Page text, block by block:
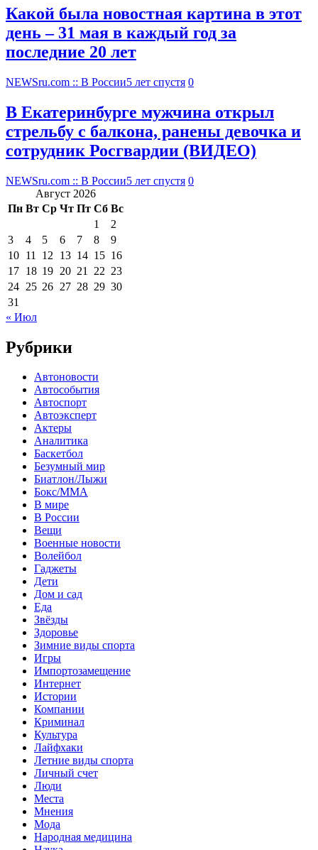
Какой была новостная картина в этот
день – 31 мая в каждый год за
последние 20 лет
NEWSru.com :: В России5 лет спустя 0
В Екатеринбурге мужчина открыл
стрельбу с балкона, ранены девочка и
сотрудник Росгвардии (ВИДЕО)
NEWSru.com :: В России5 лет спустя 0
Август 2026
Пн Вт Ср Чт Пт Сб Вс
1
2
3
4 5 6 7 8
9
10 11 12 13 14 15 16
17 18 19 20 21 22 23
24 25 26 27 28 29 30
31
« Июл
Рубрики
Автоновости
Автособытия
Автоспорт
Автоэксперт
Актеры
Аналитика
Баскетбол
Безумный мир
Биатлон/Лыжи
Бокс/MMA
В мире
В России
Вещи
Военные новости
Волейбол
Гаджеты
Дети
Дом и сад
Еда
Звёзды
Здоровье
Зимние виды спорта
Игры
Импортозамещение
Интернет
Истории
Компании
Криминал
Культура
Лайфхаки
Летние виды спорта
Личный счет
Люди
Места
Мнения
Мода
Народная медицина